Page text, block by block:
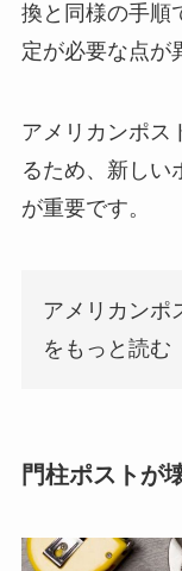
換と同様の手順
定が必要な点が
アメリカンポス
るため、新しい
が重要です。
アメリカンポ
をもっと読む
門柱ポストが